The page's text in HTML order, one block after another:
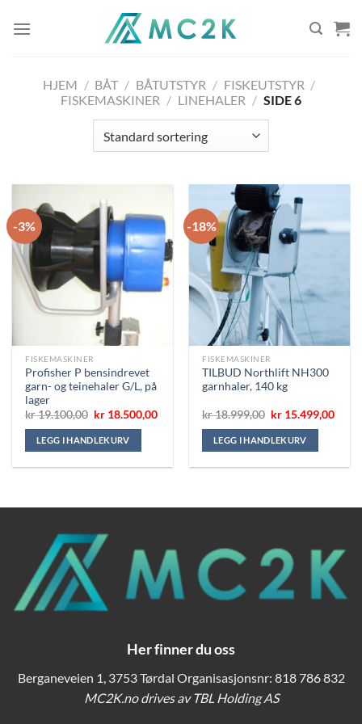
HJEM / BÅT / BÅTUTSTYR / FISKEUTSTYR /
FISKEMASKINER / LINEHALER / SIDE 6
-3%
FISKEMASKINER
Profisher P bensindrevet
garn- og teinehaler G/L, på
lager
kr19.100,00 Opprinnelig
var:
kr 19.100,00.
kr 18.500,00Nåværende
kr 18.500,00.
LEGG I HANDLEKURV
-18%
FISKEMASKINER
TILBUD Northlift NH300
garnhaler, 140 kg
kr18.999,00 Opprinnelig
var:
kr 18.999,00.
kr 15.499,00
LEGG I HANDLEKURV
Her finner du oss
Berganeveien 1, 3753 Tørdal Organisasjonsnr: 818 786 832
MC2K.no drives av TBL Holding AS